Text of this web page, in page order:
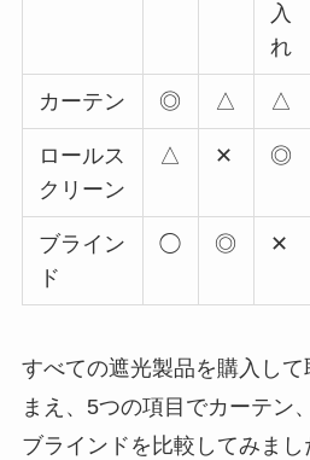
入
れ
カーテン ◎ △ △
ロールス
クリーン
△ ✕ ◎
ブライン
ド
◯ ◎ ✕
すべての遮光製品を購入し
まえ、5つの項目でカーテン
ブラインドを比較してみまし